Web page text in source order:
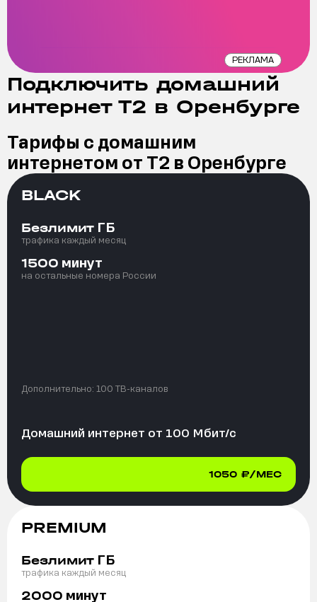
РЕКЛАМА
Подключить домашний
интернет Т2 в Оренбурге
Тарифы с домашним
интернетом от Т2 в Оренбурге
BLACK
Безлимит ГБ
трафика каждый месяц
1500 минут
на остальные номера России
Дополнительно: 100 ТВ-каналов
Домашний интернет от 100 Мбит/с
1050 ₽/МЕС
PREMIUM
Безлимит ГБ
трафика каждый месяц
2000 минут